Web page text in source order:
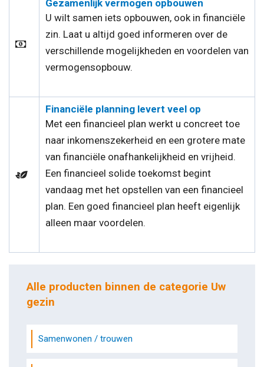
Gezamenlijk vermogen opbouwen
U wilt samen iets opbouwen, ook in financiële
zin. Laat u altijd goed informeren over de
verschillende mogelijkheden en voordelen van
vermogensopbouw.
Financiële planning levert veel op
Met een financieel plan werkt u concreet toe
naar inkomenszekerheid en een grotere mate
van financiële onafhankelijkheid en vrijheid.
Een financieel solide toekomst begint
vandaag met het opstellen van een financieel
plan. Een goed financieel plan heeft eigenlijk
alleen maar voordelen.
Alle producten binnen de categorie Uw
gezin
Samenwonen / trouwen